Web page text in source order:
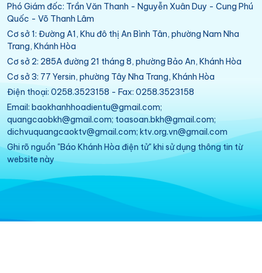
Phó Giám đốc: Trần Văn Thanh - Nguyễn Xuân Duy - Cung Phú
Quốc - Võ Thanh Lâm
Cơ sở 1: Đường A1, Khu đô thị An Bình Tân, phường Nam Nha
Trang, Khánh Hòa
Cơ sở 2: 285A đường 21 tháng 8, phường Bảo An, Khánh Hòa
Cơ sở 3: 77 Yersin, phường Tây Nha Trang, Khánh Hòa
Điện thoại: 0258.3523158 - Fax: 0258.3523158
Email: baokhanhhoadientu@gmail.com;
quangcaobkh@gmail.com; toasoan.bkh@gmail.com;
dichvuquangcaoktv@gmail.com; ktv.org.vn@gmail.com
Ghi rõ nguồn "Báo Khánh Hòa điện tử" khi sử dụng thông tin từ
website này